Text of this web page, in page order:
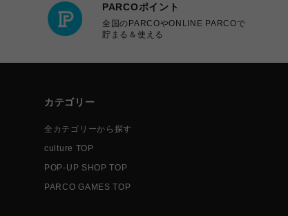
PARCOポイント
全国のPARCOやONLINE PARCOで
貯まる＆使える
カテゴリー
全カテゴリーから探す
culture TOP
POP-UP SHOP TOP
PARCO GAMES TOP